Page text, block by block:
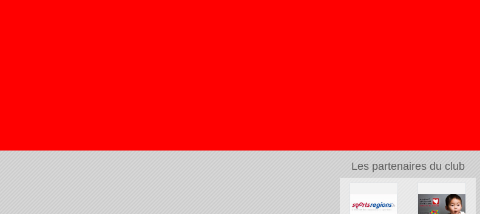
Les partenaires du club